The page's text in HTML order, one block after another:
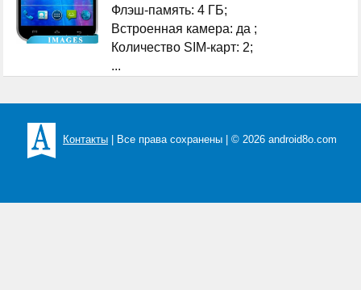
Флэш-память: 4 ГБ;
Встроенная камера: да ;
Количество SIM-карт: 2;
...
Контакты | Все права сохранены | © 2026 android8o.com